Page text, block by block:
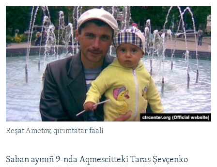
Reşat Ametov, qırımtatar faali
Saban ayınıñ 9-nda Aqmescitteki Taras Şevçenko